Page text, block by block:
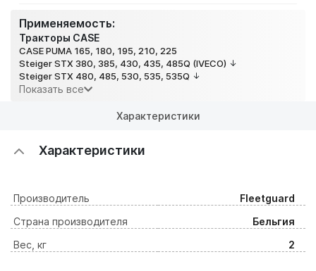
Применяемость:
Тракторы CASE
CASE PUMA 165, 180, 195, 210, 225
Steiger STX 380, 385, 430, 435, 485Q (IVECO)
Steiger STX 480, 485, 530, 535, 535Q
Показать все
Характеристики
Характеристики
Производитель
Fleetguard
Страна производителя
Бельгия
Вес, кг
2